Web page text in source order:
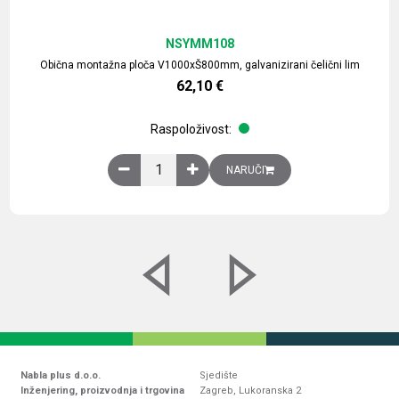
Obična montažna ploča V1000xŠ800mm, galvanizirani čelični lim
NSYMM108
62,10 €
Raspoloživost:
Obična montažna ploča V1000xŠ800mm,
NARUČI
Nabla plus d.o.o.
Inženjering, proizvodnja i trgovina
Sjedište
Zagreb, Lukoranska 2